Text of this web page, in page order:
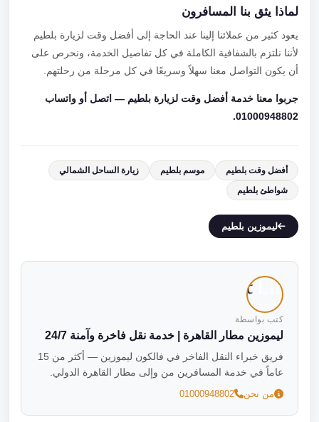
لماذا يثق بنا المسافرون
يعود كثير من عملائنا إلينا عند الحاجة إلى أفضل وقت لزيارة بلطيم
لأننا نلتزم بالشفافية الكاملة في كل تفاصيل الخدمة، ونحرص على
أن يكون التواصل معنا سهلاً وسريعًا في كل مرحلة من رحلتهم.
جربوا معنا خدمة أفضل وقت لزيارة بلطيم — اتصل أو واتساب
01000948802.
أفضل وقت بلطيم موسم بلطيم
زيارة الساحل الشمالي
شواطئ بلطيم
ليموزين بلطيم
كتب بواسطة
ليموزين مطار القاهرة | خدمة نقل فاخرة وآمنة 24/7
فريق خبراء النقل الفاخر في فالكون ليموزين — أكثر من 15
عاماً في خدمة المسافرين من وإلى مطار القاهرة الدولي.
من نحن 01000948802